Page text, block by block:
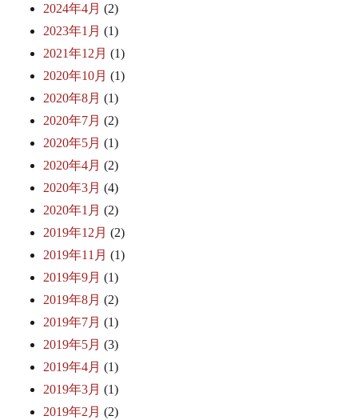
2024年4月 (2)
2023年1月 (1)
2021年12月 (1)
2020年10月 (1)
2020年8月 (1)
2020年7月 (2)
2020年5月 (1)
2020年4月 (2)
2020年3月 (4)
2020年1月 (2)
2019年12月 (2)
2019年11月 (1)
2019年9月 (1)
2019年8月 (2)
2019年7月 (1)
2019年5月 (3)
2019年4月 (1)
2019年3月 (1)
2019年2月 (2)